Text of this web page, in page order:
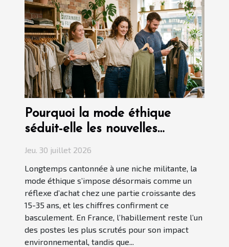
Pourquoi la mode éthique
séduit-elle les nouvelles
Jeu. 30 juillet 2026
Longtemps cantonnée à une niche militante, la
mode éthique s’impose désormais comme un
réflexe d’achat chez une partie croissante des
15-35 ans, et les chiffres confirment ce
basculement. En France, l’habillement reste l’un
des postes les plus scrutés pour son impact
environnemental, tandis que...